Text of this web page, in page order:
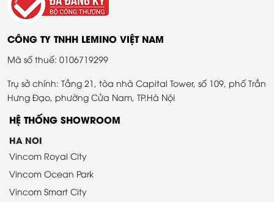
CÔNG TY TNHH LEMINO VIỆT NAM
Mã số thuế: 0106719299
Trụ sở chính: Tầng 21, tòa nhà Capital Tower, số 109, phố Trần
Hưng Đạo, phường Cửa Nam, TP.Hà Nội
HỆ THỐNG SHOWROOM
HA NOI
Vincom Royal City
Vincom Ocean Park
Vincom Smart City